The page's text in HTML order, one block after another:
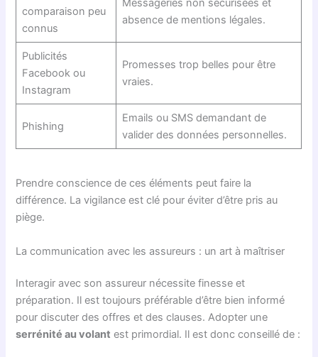
comparaison peu
connus
Messageries non sécurisées et
absence de mentions légales.
Publicités
Facebook ou
Instagram
Promesses trop belles pour être
vraies.
Phishing
Emails ou SMS demandant de
valider des données personnelles.
Prendre conscience de ces éléments peut faire la
différence. La vigilance est clé pour éviter d’être pris au
piège.
La communication avec les assureurs : un art à maîtriser
Interagir avec son assureur nécessite finesse et
préparation. Il est toujours préférable d’être bien informé
pour discuter des offres et des clauses. Adopter une
serrénité au volant est primordial. Il est donc conseillé de :